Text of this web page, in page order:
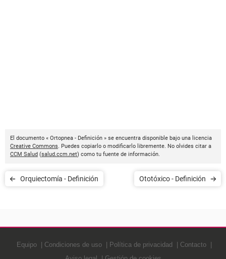
El documento « Ortopnea - Definición » se encuentra disponible bajo una licencia
Creative Commons. Puedes copiarlo o modificarlo libremente. No olvides citar a
CCM Salud (salud.ccm.net) como tu fuente de información.
Orquiectomía - Definición Ototóxico - Definición
Equipo Condiciones de uso Política de privacidad
Contacto